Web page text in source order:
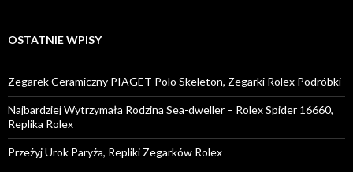
OSTATNIE WPISY
Zegarek Ceramiczny PIAGET Polo Skeleton, Zegarki Rolex Podróbki
Najbardziej Wytrzymała Rodzina Sea-dweller – Rolex Spider 16660,
Replika Rolex
Przeżyj Urok Paryża, Repliki Zegarków Rolex